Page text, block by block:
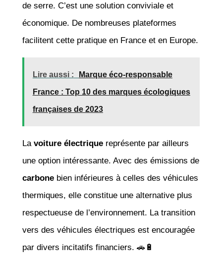
de serre. C’est une solution conviviale et
économique. De nombreuses plateformes
facilitent cette pratique en France et en Europe.
Lire aussi : Marque éco-responsable
France : Top 10 des marques écologiques
françaises de 2023
La voiture électriquereprésente par ailleurs
une option intéressante. Avec des émissions de
carbonebien inférieures à celles des véhicules
thermiques, elle constitue une alternative plus
respectueuse de l’environnement. La transition
vers des véhicules électriques est encouragée
par divers incitatifs financiers. 🚗🔋